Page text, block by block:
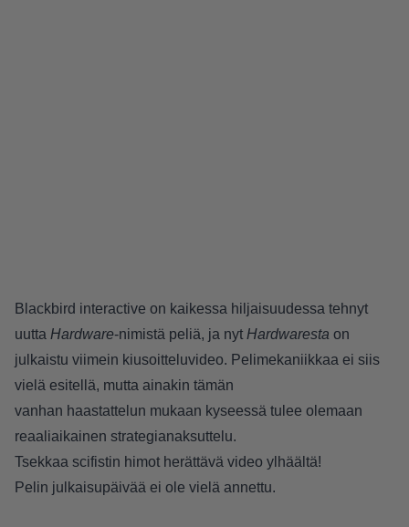
Blackbird interactive on kaikessa hiljaisuudessa tehnyt
uutta Hardware-nimistä peliä, ja nyt Hardwaresta on
julkaistu viimein kiusoitteluvideo. Pelimekaniikkaa ei siis
vielä esitellä, mutta ainakin tämän
vanhan haastattelun mukaan kyseessä tulee olemaan
reaaliaikainen strategianaksuttelu.
Tsekkaa scifistin himot herättävä video ylhäältä!
Pelin julkaisupäivää ei ole vielä annettu.